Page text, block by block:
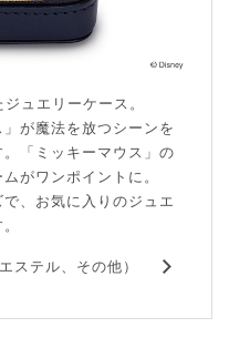
ュエリーケース。
が魔法を放つシーンを
「ミッキーマウス」の
がワンポイントに。
、お気に入りのジュエ
ステル、その他）